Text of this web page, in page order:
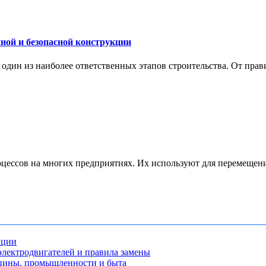
и безопасной конструкции
из наиболее ответственных этапов строительства. От
на многих предприятиях. Их используют для
и правила замены
промышленности и быта